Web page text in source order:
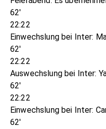
62'
22:22
Einwechslung bei Inter:
62'
22:22
Auswechslung bei Inter:
62'
22:22
Einwechslung bei Inter:
62'